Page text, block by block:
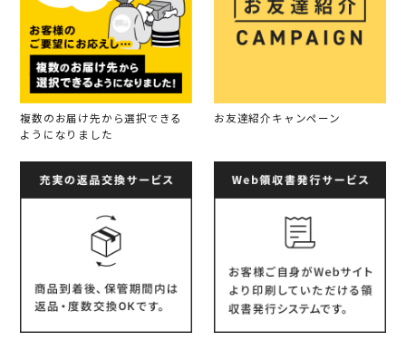
複数のお届け先から選択できる
ようになりました
お友達紹介キャンペーン